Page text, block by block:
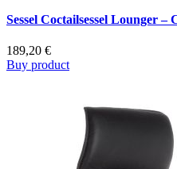
Sessel Coctailsessel Lounger
189,20 €
Buy product